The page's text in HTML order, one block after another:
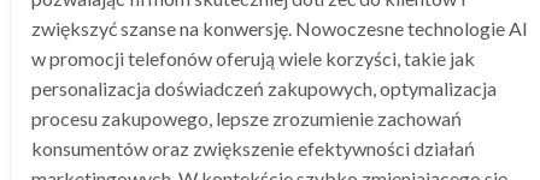
zwiększyć szanse na konwersję. Nowoczesne technologie AI
w promocji telefonów oferują wiele korzyści, takie jak
personalizacja doświadczeń zakupowych, optymalizacja
procesu zakupowego, lepsze zrozumienie zachowań
konsumentów oraz zwiększenie efektywności działań